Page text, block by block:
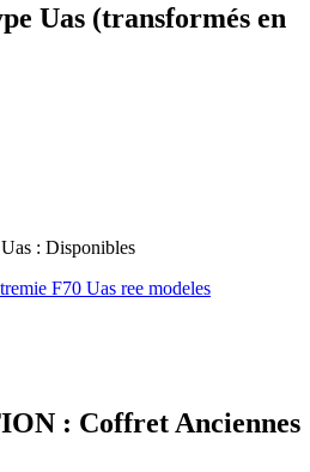
Uas (transformés en
: Disponibles
: Coffret Anciennes